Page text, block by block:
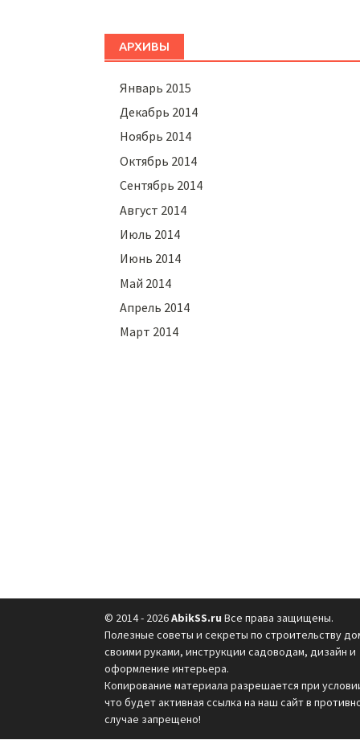
АРХИВЫ
Январь 2015
Декабрь 2014
Ноябрь 2014
Октябрь 2014
Сентябрь 2014
Август 2014
Июль 2014
Июнь 2014
Май 2014
Апрель 2014
Март 2014
© 2014 - 2026AbikSS.ru Все права защищены.
Полезные советы и секреты по строительству
своими руками, инструкции садоводам, дизайн и
оформление интерьера.
Копирование материала разрешается при
что будет активная ссылка на наш сайт в
случае запрещено!